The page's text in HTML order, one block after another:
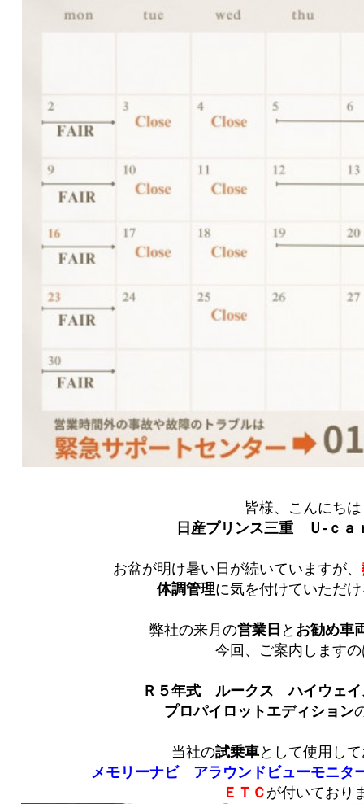
皆様、こんにちは
日産プリンス三重 Ｕ‐ｃａ
お盆が明け暑い日が続いていますが、
体調管理に気を付けていただ
弊社の来月の営業日 と お勧め車
今回、ご案内します
Ｒ５年式 ルークス ハイウェイ
プロパイロットエディション
当社の試乗車として使用し
メモリーナビ
アラウンドビューモニタ
ＥＴＣ が付いており